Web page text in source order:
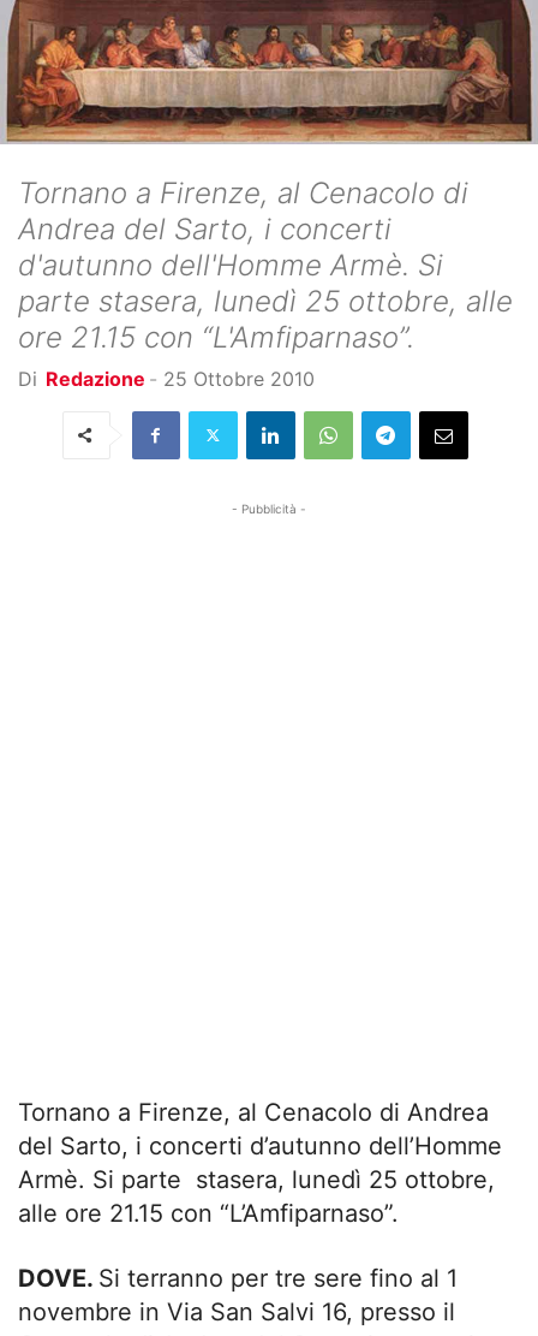
Tornano a Firenze, al Cenacolo di
Andrea del Sarto, i concerti
d'autunno dell'Homme Armè. Si
parte stasera, lunedì 25 ottobre, alle
ore 21.15 con “L'Amfiparnaso”.
Di Redazione - 25 Ottobre 2010
- Pubblicità -
Tornano a Firenze, al Cenacolo di Andrea
del Sarto, i concerti d’autunno dell’Homme
Armè. Si parte stasera, lunedì 25 ottobre,
alle ore 21.15 con “L’Amfiparnaso”.
DOVE. Si terranno per tre sere fino al 1
novembre in Via San Salvi 16, presso il